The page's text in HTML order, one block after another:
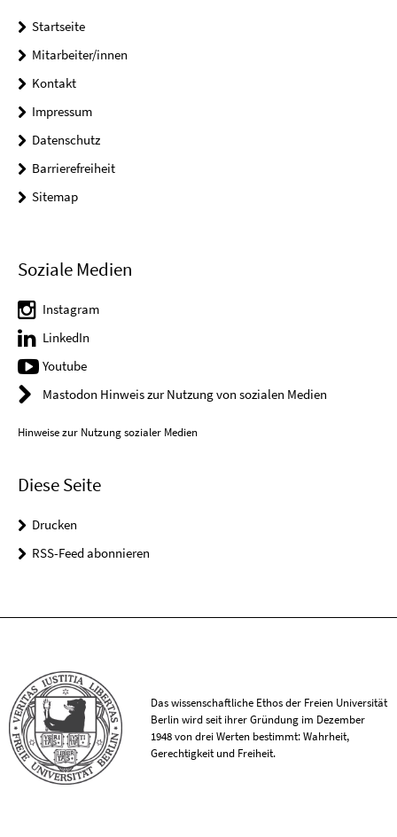
Startseite
Mitarbeiter/innen
Kontakt
Impressum
Datenschutz
Barrierefreiheit
Sitemap
Soziale Medien
Instagram
LinkedIn
Youtube
Mastodon Hinweis zur Nutzung von sozialen Medien
Hinweise zur Nutzung sozialer Medien
Diese Seite
Drucken
RSS-Feed abonnieren
Das wissenschaftliche Ethos der Freien Universität
Berlin wird seit ihrer Gründung im Dezember
1948 von drei Werten bestimmt: Wahrheit,
Gerechtigkeit und Freiheit.